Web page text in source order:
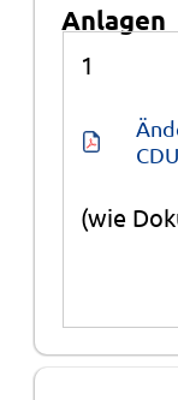
Anlagen
1
CDU
(wie